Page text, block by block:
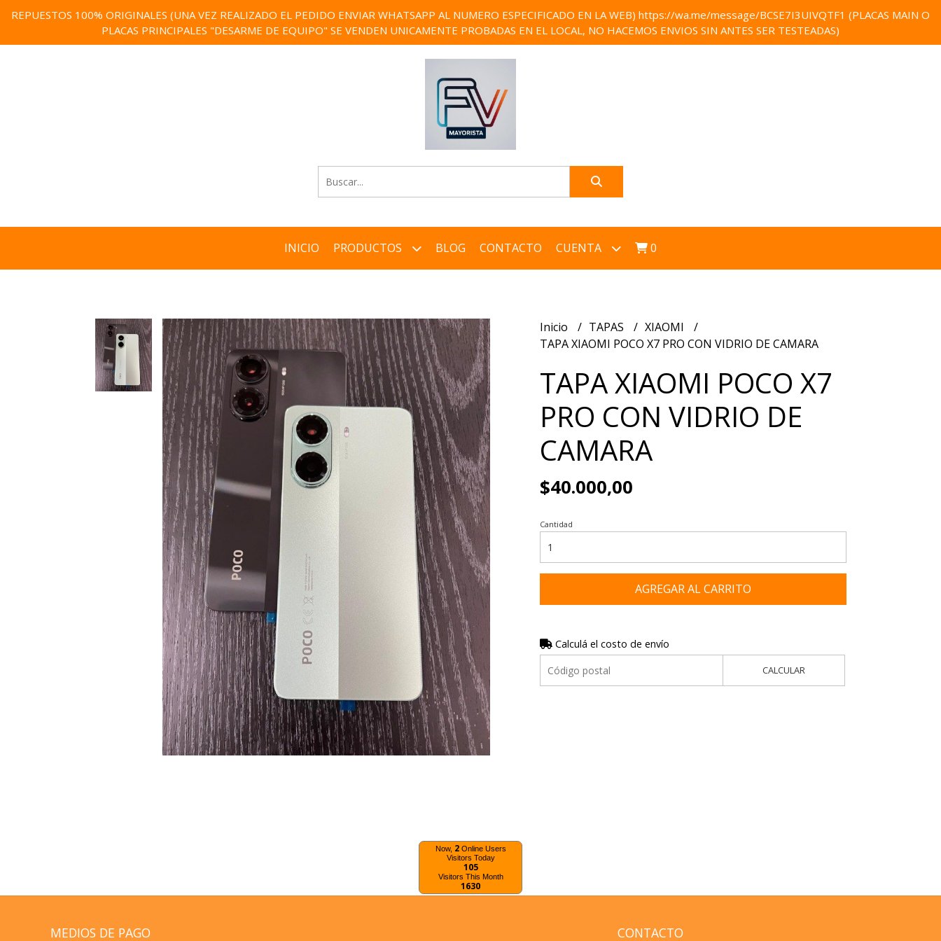
REPUESTOS 100% ORIGINALES (UNA VEZ REALIZADO EL PEDIDO ENVIAR WHATSAPP AL NUMERO ESPECIFICADO EN LA WEB) https://wa.me/message/BCSE7I3UIVQTF1 (PLACAS MAIN O
PLACAS PRINCIPALES "DESARME DE EQUIPO" SE VENDEN UNICAMENTE PROBADAS EN EL LOCAL, NO HACEMOS ENVIOS SIN ANTES SER TESTEADAS)
INICIO PRODUCTOS BLOG CONTACTO CUENTA 0
Inicio TAPAS
XIAOMI
TAPA XIAOMI POCO X7 PRO CON VIDRIO DE CAMARA
TAPA XIAOMI POCO X7
PRO CON VIDRIO DE
CAMARA
$40.000,00
Cantidad
AGREGAR AL CARRITO
Calculá el costo de envío
CALCULAR
Now, 2Online Users
Visitors Today
105
Visitors This Month
1630
MEDIOS DE PAGO CONTACTO